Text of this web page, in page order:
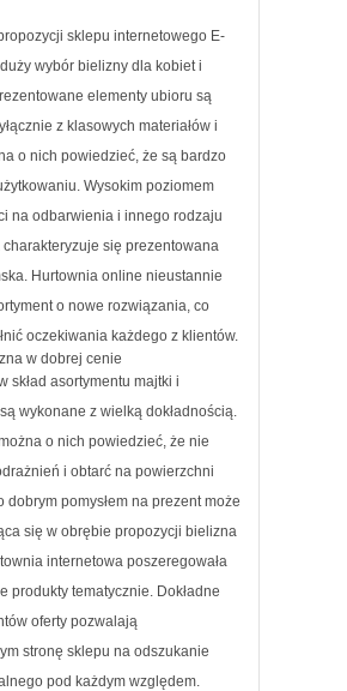
sklepu internetowego E-
wybór bielizny dla kobiet i
elementy ubioru są
z klasowych materiałów i
o nich powiedzieć, że są bardzo
Wysokim poziomem
na odbarwienia i innego rodzaju
się prezentowana
Hurtownia online nieustannie
o nowe rozwiązania, co
oczekiwania każdego z klientów.
w dobrej cenie
skład asortymentu majtki i
wykonane z wielką dokładnością.
o nich powiedzieć, że nie
i obtarć na powierzchni
dobrym pomysłem na prezent może
się w obrębie propozycji bielizna
internetowa poszeregowała
produkty tematycznie. Dokładne
oferty pozwalają
stronę sklepu na odszukanie
pod każdym względem.